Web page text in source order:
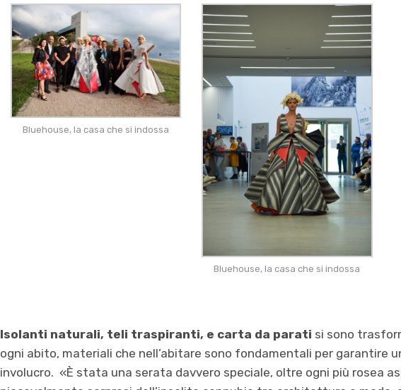
Bluehouse, la casa che si indossa
Bluehouse, la casa che si indossa
Isolanti naturali, teli traspiranti, e carta da parati si sono
ogni abito, materiali che nell’abitare sono fondamentali per garantire
involucro. «È stata una serata davvero speciale, oltre ogni più rosea